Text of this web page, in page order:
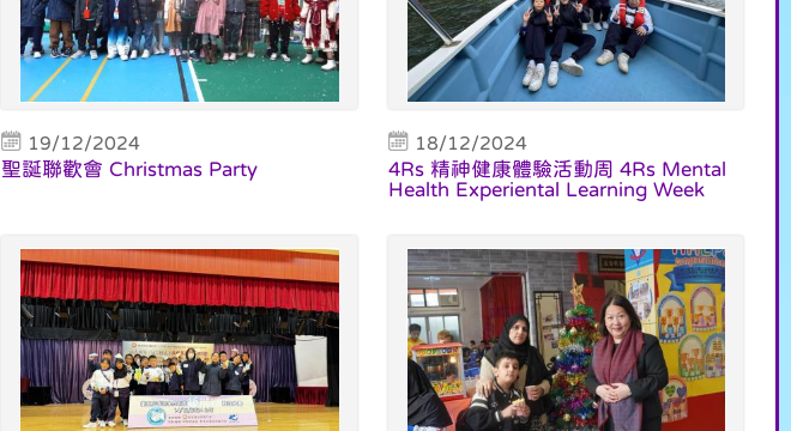
19/12/2024
聖誕聯歡會 Christmas Party
18/12/2024
4Rs 精神健康體驗活動周 4Rs Mental
Health Experiental Learning Week